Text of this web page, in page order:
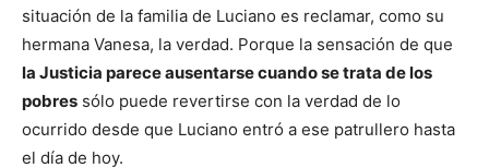
situación de la familia de Luciano es reclamar, como su
hermana Vanesa, la verdad. Porque la sensación de que
la Justicia parece ausentarse cuando se trata de los
pobres sólo puede revertirse con la verdad de lo
ocurrido desde que Luciano entró a ese patrullero hasta
el día de hoy.